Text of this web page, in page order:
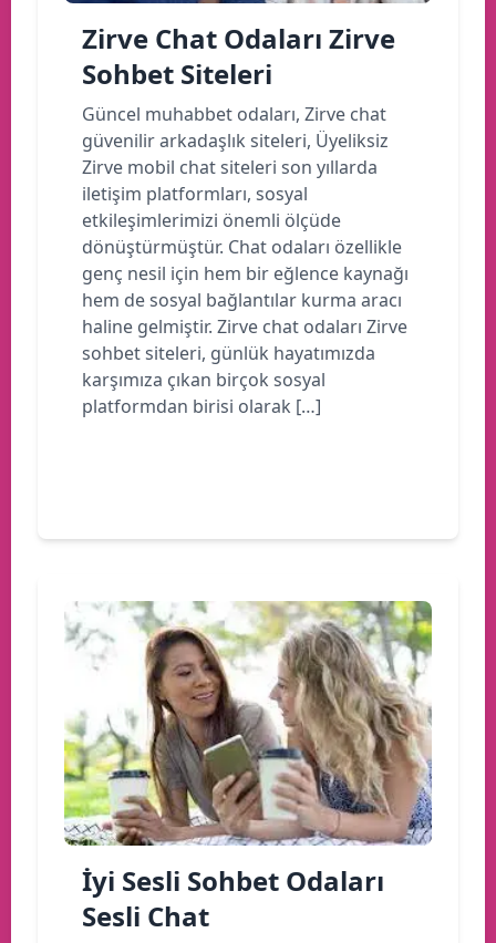
Zirve Chat Odaları Zirve
Sohbet Siteleri
Güncel muhabbet odaları, Zirve chat
güvenilir arkadaşlık siteleri, Üyeliksiz
Zirve mobil chat siteleri son yıllarda
iletişim platformları, sosyal
etkileşimlerimizi önemli ölçüde
dönüştürmüştür. Chat odaları özellikle
genç nesil için hem bir eğlence kaynağı
hem de sosyal bağlantılar kurma aracı
haline gelmiştir. Zirve chat odaları Zirve
sohbet siteleri, günlük hayatımızda
karşımıza çıkan birçok sosyal
platformdan birisi olarak […]
İyi Sesli Sohbet Odaları
Sesli Chat